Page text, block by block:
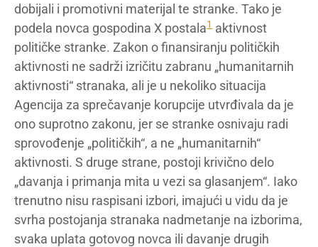
dobijali i promotivni materijal te stranke. Tako je
podela novca gospodina X postala1 aktivnost
političke stranke. Zakon o finansiranju političkih
aktivnosti ne sadrži izričitu zabranu „humanitarnih
aktivnosti“ stranaka, ali je u nekoliko situacija
Agencija za sprečavanje korupcije utvrđivala da je
ono suprotno zakonu, jer se stranke osnivaju radi
sprovođenje „političkih“, a ne „humanitarnih“
aktivnosti. S druge strane, postoji krivično delo
„davanja i primanja mita u vezi sa glasanjem“. Iako
trenutno nisu raspisani izbori, imajući u vidu da je
svrha postojanja stranaka nadmetanje na izborima,
svaka uplata gotovog novca ili davanje drugih